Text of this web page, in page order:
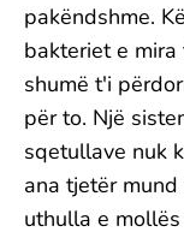
pakëndshme.
bakteriet e
shumë t'i
për to. Një
sqetullave nuk
ana tjetër
uthulla e